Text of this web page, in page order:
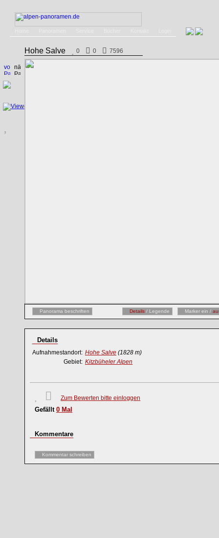
Hohe Salve 0 0 7596
Panorama beschriften Details / Legende Marker ein /
Details
Aufnahmestandort: Hohe Salve (1828 m)
Gebiet: Kitzbüheler Alpen
Zum Bewerten bitte einloggen
Gefällt 0 Mal
Kommentare
Kommentar schreiben